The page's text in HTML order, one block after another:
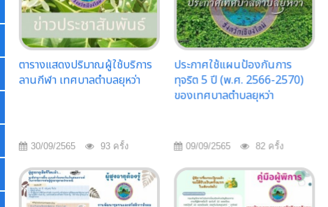
ตารางแสดงปริมาณผู้ใช้บริการ
ลานกีฬา เทศบาลตำบลยุหว่า
30/09/2565 93 ครั้ง
ประกาศใช้แผนป้องกันการ
ทุจริต 5 ปี (พ.ศ. 2566-2570)
ของเทศบาลตำบลยุหว่า
09/09/2565 82 ครั้ง